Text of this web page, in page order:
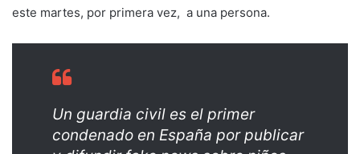
este martes, por primera vez, a una persona.
Un guardia civil es el primer
condenado en España por publicar